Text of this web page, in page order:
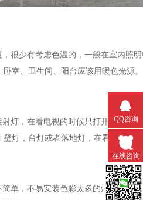
少有考虑色温的，一般在室内照明中
、卫生间、阳台应该用暖色光源。
，在看电视的时候只打开电视一侧
灯，台灯或者落地灯，在看电视的时
单，不易安装色彩太多的灯，
QQ咨询
在线咨询
微信扫一扫